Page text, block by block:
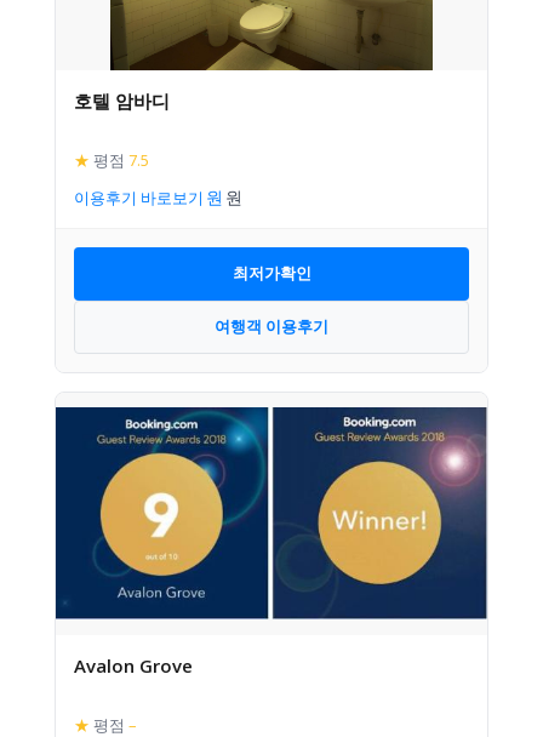
호텔 암바디
★ 평점 7.5
이용후기 바로보기
최저가확인
여행객 이용후기
Avalon Grove
★ 평점 –